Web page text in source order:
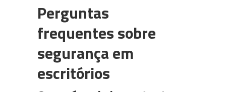
Perguntas
frequentes sobre
segurança em
escritórios